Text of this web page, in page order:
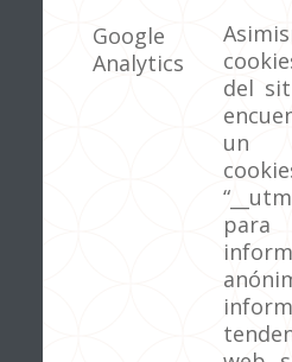
Google
Analytics
del
un